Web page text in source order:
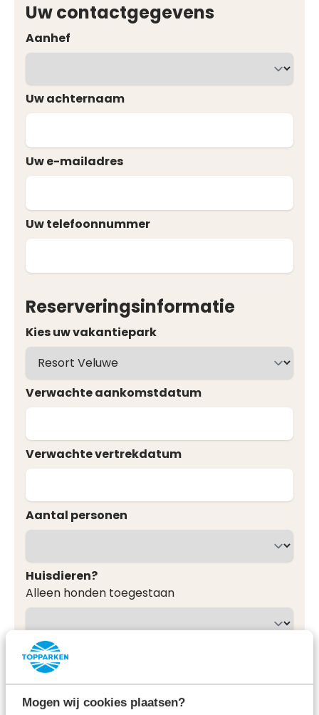
Mogen wij cookies plaatsen?
Uw contactgegevens
Aanhef
Uw achternaam
Uw e-mailadres
Uw telefoonnummer
Reserveringsinformatie
Kies uw vakantiepark
Verwachte aankomstdatum
Verwachte vertrekdatum
Aantal personen
Huisdieren?
Alleen honden toegestaan
Eventuele wensen of opmerkingen